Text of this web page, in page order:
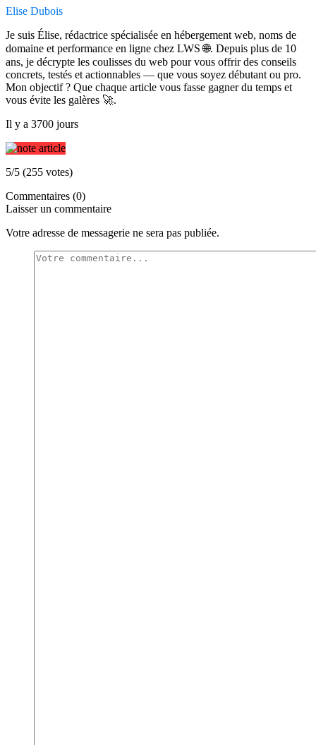
Elise Dubois
Je suis Élise, rédactrice spécialisée en hébergement web, noms de
domaine et performance en ligne chez LWS 🌐. Depuis plus de 10
ans, je décrypte les coulisses du web pour vous offrir des conseils
concrets, testés et actionnables — que vous soyez débutant ou pro.
Mon objectif ? Que chaque article vous fasse gagner du temps et
vous évite les galères 🚀.
Il y a 3700 jours
5/5 (255 votes)
Commentaires (0)
Laisser un commentaire
Votre adresse de messagerie ne sera pas publiée.